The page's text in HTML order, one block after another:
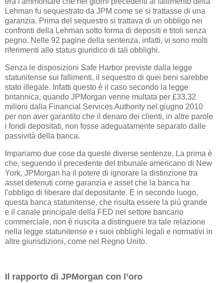
Lehman fu sequestrato da JPM come se si trattasse di una
garanzia. Prima del sequestro si trattava di un obbligo nei
confronti della Lehman sotto forma di depositi e titoli senza
pegno. Nelle 92 pagine della sentenza, infatti, vi sono molti
riferimenti allo status giuridico di tali obblighi.
Senza le disposizioni Safe Harbor previste dalla legge
statunitense sui fallimenti, il sequestro di quei beni sarebbe
stato illegale. Infatti questo è il caso secondo la legge
britannica, quando JPMorgan venne multata per £33,32
milioni dalla Financial Services Authority nel giugno 2010
per non aver garantito che il denaro dei clienti, in altre parole
i fondi depositati, non fosse adeguatamente separato dalle
passività della banca.
Impariamo due cose da queste diverse sentenze. La prima è
che, seguendo il precedente del tribunale americano di New
York, JPMorgan ha il potere di ignorare la distinzione tra
asset detenuti come garanzia e asset che la banca ha
l'obbligo di liberare dal depositante. E in secondo luogo,
questa banca statunitense, che risulta essere la più grande
e il canale principale della FED nel settore bancario
commerciale, non è riuscita a distinguere tra tale relazione
nella legge statunitense e i suoi obblighi legali e normativi in
altre giurisdizioni, come nel Regno Unito.
Il rapporto di JPMorgan con l’oro